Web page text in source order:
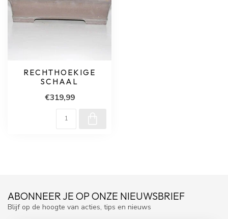
RECHTHOEKIGE
SCHAAL
€319,99
ABONNEER JE OP ONZE NIEUWSBRIEF
Blijf op de hoogte van acties, tips en nieuws